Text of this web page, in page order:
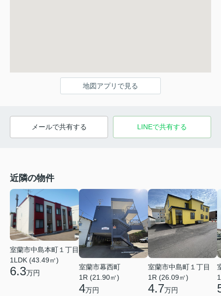
地図アプリで見る
メールで共有する LINEで共有する
近隣の物件
室蘭市中島本町１丁目
1LDK (43.49㎡)
6.3万円
室蘭市幕西町
1R (21.90㎡)
4万円
室蘭市中島町１丁目
1R (26.09㎡)
4.7万円